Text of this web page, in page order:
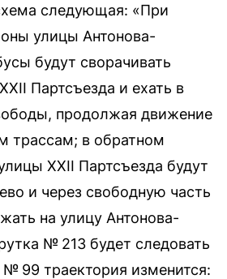
следующая: «При
улицы Антонова-
будут сворачивать
Партсъезда и ехать в
продолжая движение
трассам; в обратном
XXII Партсъезда будут
и через свободную часть
на улицу Антонова-
№ 213 будет следовать
99 траектория изменится: